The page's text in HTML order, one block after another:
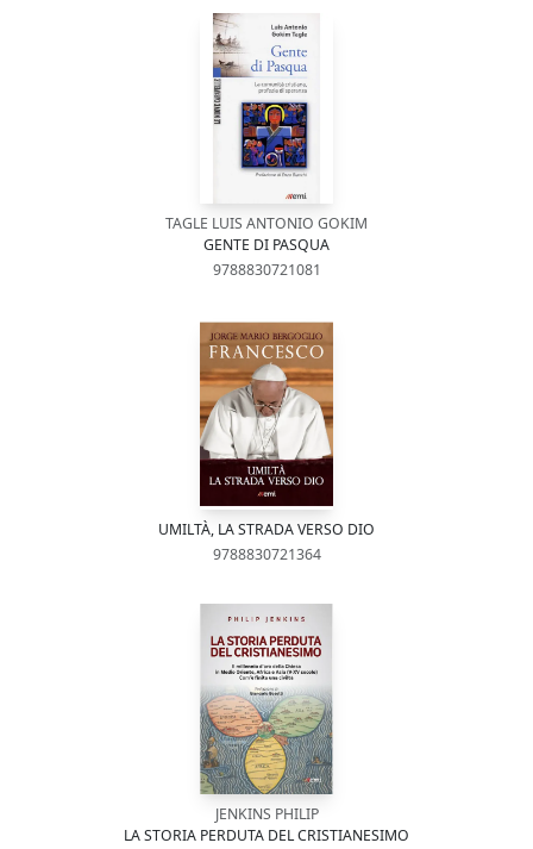
TAGLE LUIS ANTONIO GOKIM
GENTE DI PASQUA
9788830721081
UMILTÀ, LA STRADA VERSO DIO
9788830721364
JENKINS PHILIP
LA STORIA PERDUTA DEL CRISTIANESIMO